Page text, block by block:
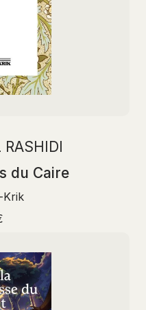
du Caire
Krik